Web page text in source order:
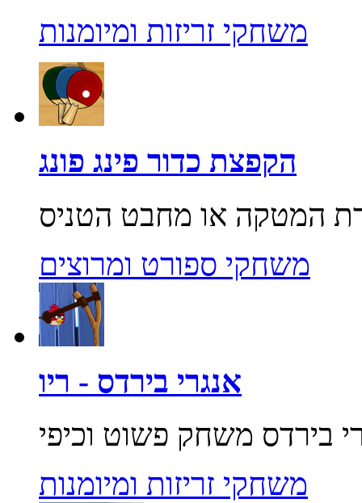
משחקי זריזות ומיומנות
הקפצת כדור פינג פונג
משחקי ספורט ומרוצים
אנגרי בירדס - ריו
משחקי זריזות ומיומנות